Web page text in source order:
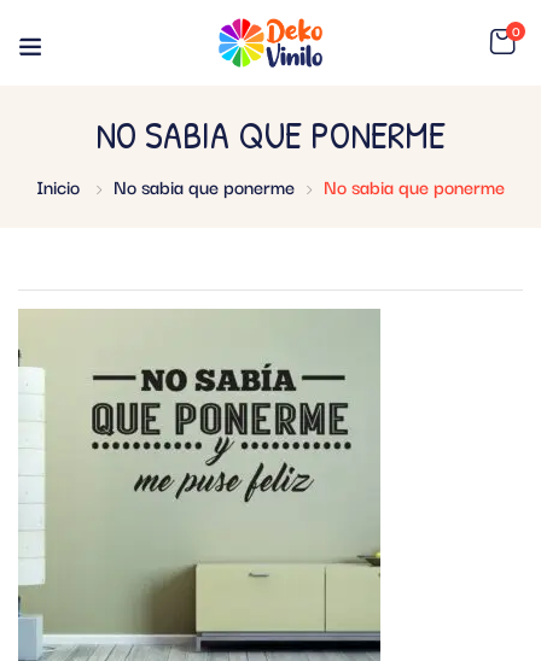
0
NO SABIA QUE PONERME
Inicio No sabia que ponerme No sabia que ponerme